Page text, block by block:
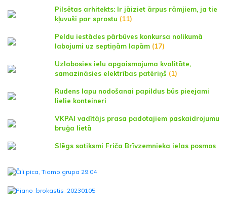
Pilsētas arhitekts: Ir jāiziet ārpus rāmjiem, ja tie
kļuvuši par sprostu (11)
Peldu iestādes pārbūves konkursa nolikumā
labojumi uz septiņām lapām (17)
Uzlabosies ielu apgaismojuma kvalitāte,
samazināsies elektrības patēriņš (1)
Rudens lapu nodošanai papildus būs pieejami
lielie konteineri
VKPAI vadītājs prasa padotajiem paskaidrojumu
bruģa lietā
Slēgs satiksmi Friča Brīvzemnieka ielas posmos